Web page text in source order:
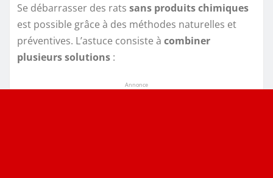
Se débarrasser des rats sans produits chimiques
est possible grâce à des méthodes naturelles et
préventives. L’astuce consiste à combiner
plusieurs solutions :
Annonce